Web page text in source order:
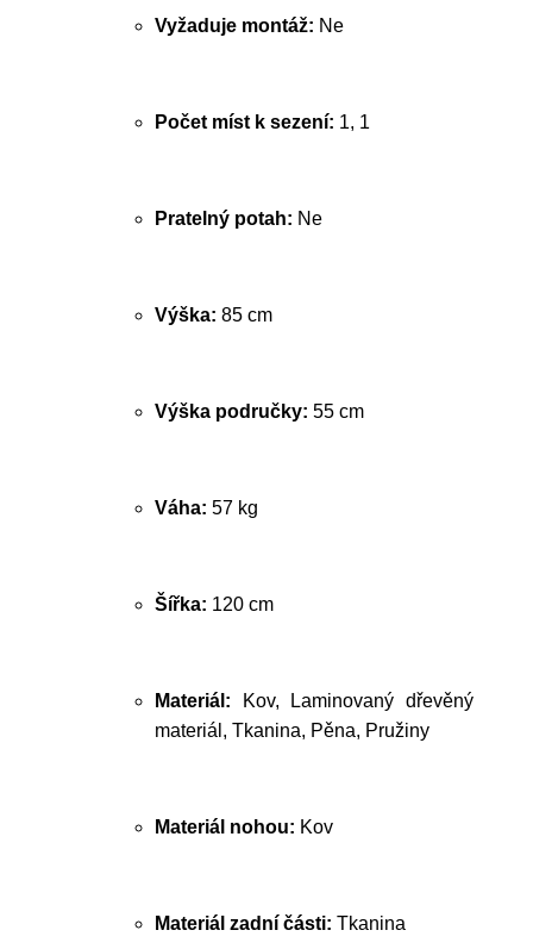
Vyžaduje montáž: Ne
Počet míst k sezení: 1, 1
Pratelný potah: Ne
Výška: 85 cm
Výška područky: 55 cm
Váha: 57 kg
Šířka: 120 cm
Materiál: Kov, Laminovaný dřevěný
materiál, Tkanina, Pěna, Pružiny
Materiál nohou: Kov
Materiál zadní části: Tkanina